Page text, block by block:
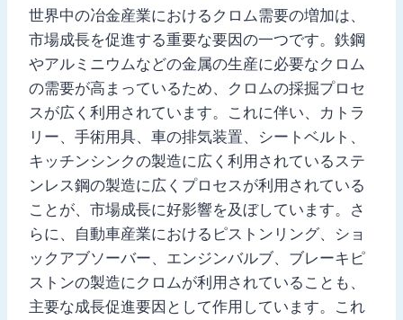
世界中の冶金産業におけるクロム需要の増加は、
市場成長を促進する重要な要因の一つです。鉄鋼
やアルミニウムなどの金属の生産に必要なクロム
の需要が高まっているため、クロムの採掘プロセ
スが広く利用されています。これに伴い、カトラ
リー、手術用具、車の排気装置、シートベルト、
キッチンシンクの製造に広く利用されているステ
ンレス鋼の製造に広くプロセスが利用されている
ことが、市場成長に好影響を及ぼしています。さ
らに、自動車産業におけるピストンリング、ショ
ックアブソーバー、エンジンバルブ、ブレーキピ
ストンの製造にクロムが利用されていることも、
主要な成長促進要因として作用しています。これ